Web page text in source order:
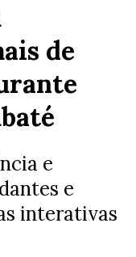
de
e
e
interativas